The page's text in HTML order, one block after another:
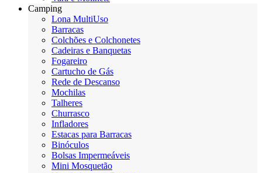
Camping
Lona MultiUso
Barracas
Colchões e Colchonetes
Cadeiras e Banquetas
Fogareiro
Cartucho de Gás
Rede de Descanso
Mochilas
Talheres
Churrasco
Infladores
Estacas para Barracas
Binóculos
Bolsas Impermeáveis
Mini Mosquetão